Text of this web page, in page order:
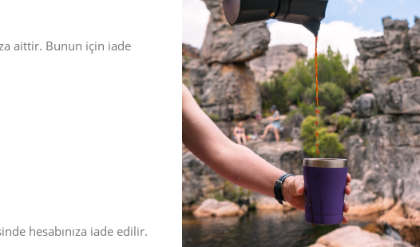
aittir. Bunun için iade
hesabınıza iade edilir.